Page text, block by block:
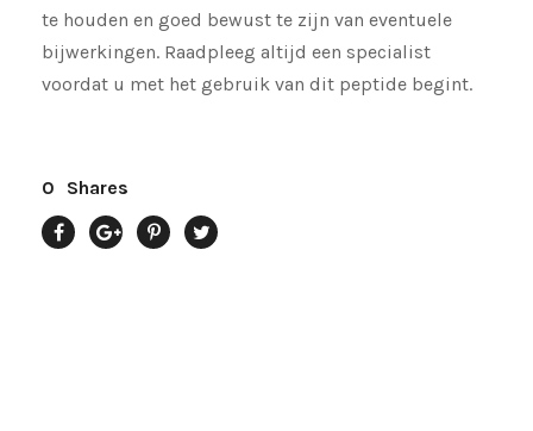
te houden en goed bewust te zijn van eventuele
bijwerkingen. Raadpleeg altijd een specialist
voordat u met het gebruik van dit peptide begint.
0 Shares